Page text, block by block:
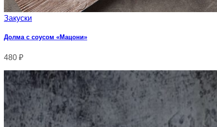
Закуски
Долма с соусом «Мацони»
480 ₽